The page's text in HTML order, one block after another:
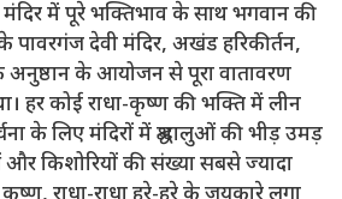
में पूरे भक्तिभाव के साथ भगवान की
पावरगंज देवी मंदिर, अखंड हरिकीर्तन,
अनुष्ठान के आयोजन से पूरा वातावरण
हर कोई राधा-कृष्ण की भक्ति में लीन
के लिए मंदिरों में श्रद्धालुओं की भीड़ उमड़
किशोरियों की संख्या सबसे ज्यादा